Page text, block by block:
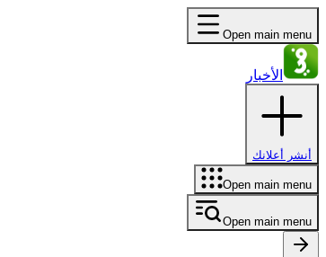
Open main menu
الأخبار
أنشر أعلانك
Open main menu
Open main menu